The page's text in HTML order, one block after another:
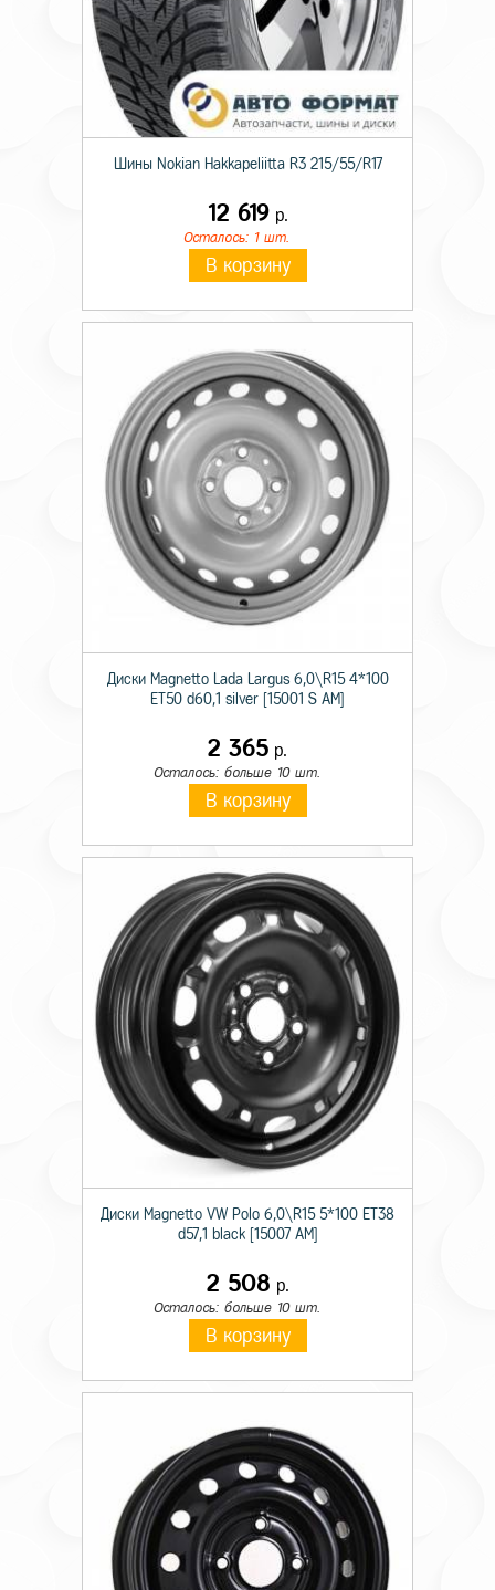
Шины Nokian Hakkapeliitta R3 215/55/R17
12 619р.
Осталось: 1 шт.
В корзину
Диски Magnetto Lada Largus 6,0\R15 4*100
ET50 d60,1 silver [15001 S AM]
2 365 р.
Осталось: больше 10 шт.
В корзину
Диски Magnetto VW Polo 6,0\R15 5*100 ET38
d57,1 black [15007 AM]
2 508 р.
Осталось: больше 10 шт.
В корзину